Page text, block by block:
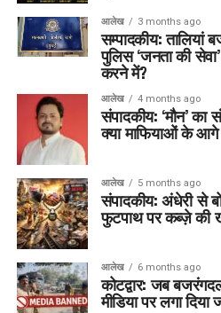
आलेख 3 months ago
सम्पादकीय: तालियां
पुलिस ‘जनता की
करने में?
आलेख 4 months ago
संपादकीय: ‘मौन’
क्या माफियाओं के
आलेख 5 months ago
संपादकीय: अंधेरी से
फुटपाथ पर कब्ज़े की
आलेख 6 months ago
कोटद्वार: जब
मीडिया पर लगा दिया